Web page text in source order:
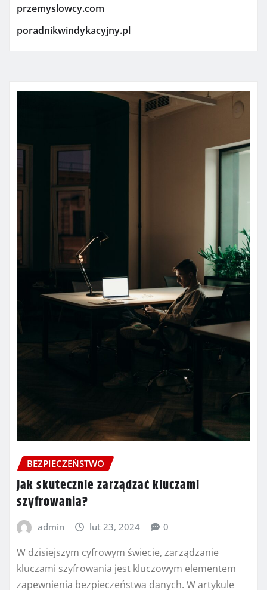
przemyslowcy.com
poradnikwindykacyjny.pl
BEZPIECZEŃSTWO
Jak skutecznie zarządzać kluczami
szyfrowania?
admin lut 23, 2024 0
W dzisiejszym cyfrowym świecie, zarządzanie
kluczami szyfrowania jest kluczowym elementem
zapewnienia bezpieczeństwa danych. W artykule